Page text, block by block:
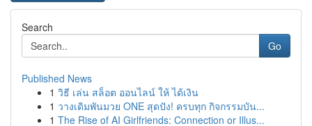
Search
Go
Published News
1 วิธี เล่น สล็อต ออนไลน์ ให้ ได้เงิน
1 วางเดิมพันมวย ONE สุดปัง! ครบทุก กิจกรรมบัน...
1 The Rise of AI Girlfriends: Connection or Illus...